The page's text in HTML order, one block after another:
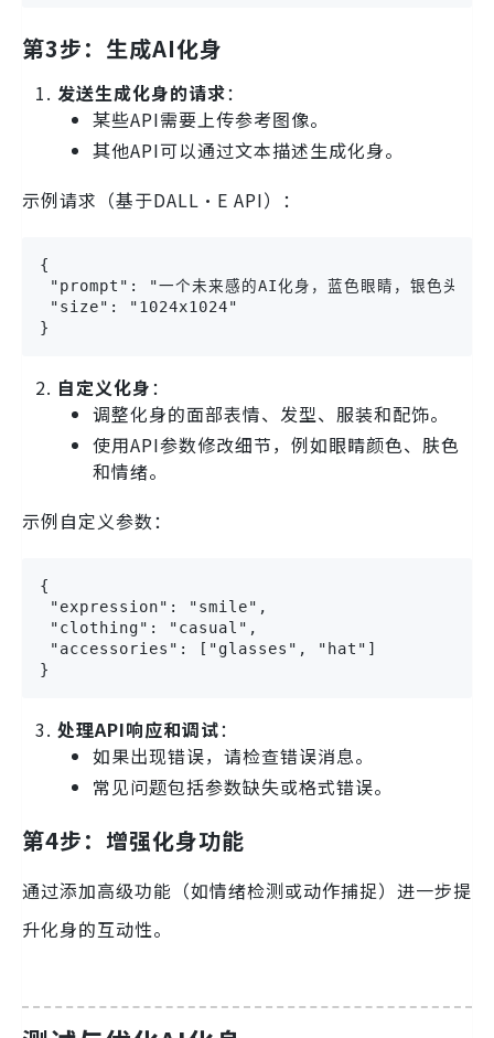
第3步：生成AI化身
发送生成化身的请求：
某些API需要上传参考图像。
其他API可以通过文本描述生成化身。
示例请求（基于DALL·E API）：
{
"prompt": "一个未来感的AI化身，蓝色眼睛，银色头发
"size": "1024x1024"
}
自定义化身：
调整化身的面部表情、发型、服装和配饰。
使用API参数修改细节，例如眼睛颜色、肤色
和情绪。
示例自定义参数：
{
"expression": "smile",
"clothing": "casual",
"accessories": ["glasses", "hat"]
}
处理API响应和调试：
如果出现错误，请检查错误消息。
常见问题包括参数缺失或格式错误。
第4步：增强化身功能
通过添加高级功能（如情绪检测或动作捕捉）进一步提
升化身的互动性。